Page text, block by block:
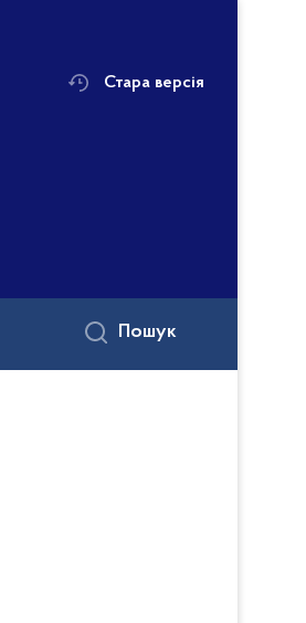
Стара версія
Пошук